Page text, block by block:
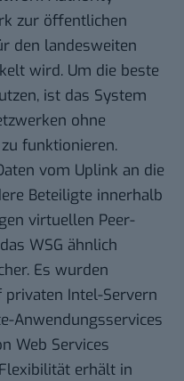
zur öffentlichen
den landesweiten
wird. Um die beste
ist das System
ohne
funktionieren.
vom Uplink an die
Beteiligte innerhalb
virtuellen Peer-
WSG ähnlich
Es wurden
Intel-Servern
Anwendungsservices
Web Services
erhält in